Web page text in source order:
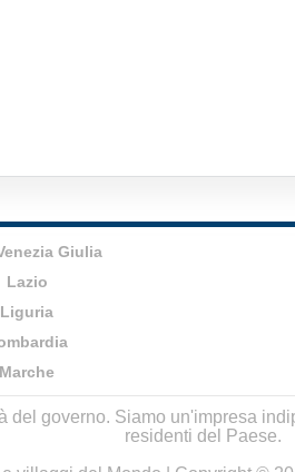
Giulia
Lazio
Liguria
Marche
del governo. Siamo un'impresa
residenti del Paese.